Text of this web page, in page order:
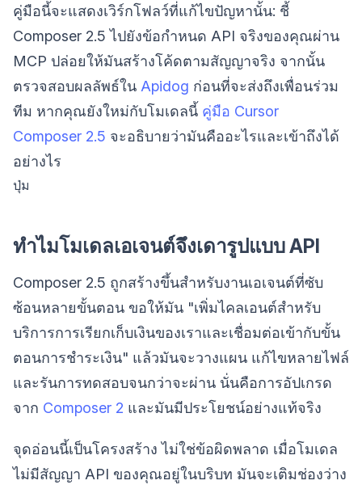
คู่มือนี้จะแสดงเวิร์กโฟลว์ที่แก้ไขปัญหานั้น: ชี้
Composer 2.5 ไปยังข้อกำหนด API จริงของคุณผ่าน
MCP ปล่อยให้มันสร้างโค้ดตามสัญญาจริง จากนั้น
ตรวจสอบผลลัพธ์ใน Apidog ก่อนที่จะส่งถึงเพื่อนร่วม
ทีม หากคุณยังใหม่กับโมเดลนี้ คู่มือ Cursor
Composer 2.5 จะอธิบายว่ามันคืออะไรและเข้าถึงได้
อย่างไร
ปุ่ม
ทำไมโมเดลเอเจนต์จึงเดารูปแบบ API
Composer 2.5 ถูกสร้างขึ้นสำหรับงานเอเจนต์ที่ซับ
ซ้อนหลายขั้นตอน ขอให้มัน "เพิ่มไคลเอนต์สำหรับ
บริการการเรียกเก็บเงินของเราและเชื่อมต่อเข้ากับขั้น
ตอนการชำระเงิน" แล้วมันจะวางแผน แก้ไขหลายไฟล์
และรันการทดสอบจนกว่าจะผ่าน นั่นคือการอัปเกรด
จาก Composer 2 และมันมีประโยชน์อย่างแท้จริง
จุดอ่อนนี้เป็นโครงสร้าง ไม่ใช่ข้อผิดพลาด เมื่อโมเดล
ไม่มีสัญญา API ของคุณอยู่ในบริบท มันจะเติมช่องว่าง